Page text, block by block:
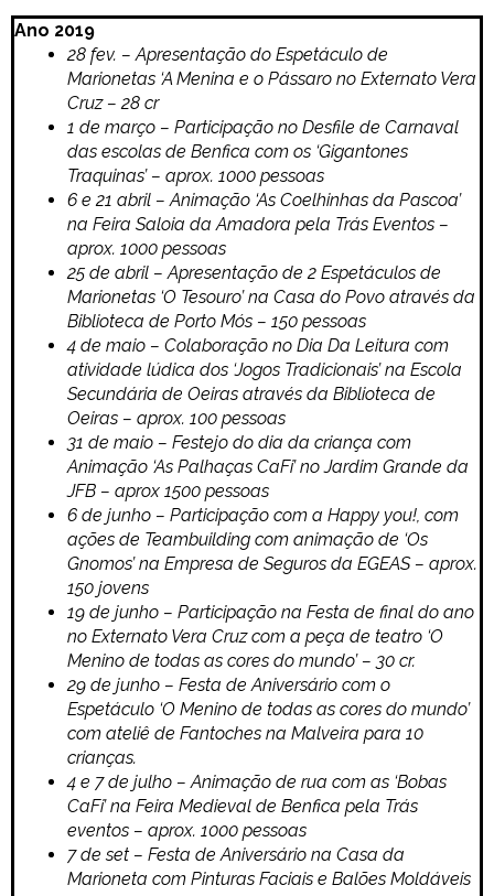
Ano 2019
28 fev. – Apresentação do Espetáculo de
Marionetas ‘A Menina e o Pássaro no Externato Vera
Cruz – 28 cr
1 de março – Participação no Desfile de Carnaval
das escolas de Benfica com os ‘Gigantones
Traquinas’ – aprox. 1000 pessoas
6 e 21 abril – Animação ‘As Coelhinhas da Pascoa’
na Feira Saloia da Amadora pela Trás Eventos –
aprox. 1000 pessoas
25 de abril – Apresentação de 2 Espetáculos de
Marionetas ‘O Tesouro’ na Casa do Povo através da
Biblioteca de Porto Mós – 150 pessoas
4 de maio – Colaboração no Dia Da Leitura com
atividade lúdica dos ‘Jogos Tradicionais’ na Escola
Secundária de Oeiras através da Biblioteca de
Oeiras – aprox. 100 pessoas
31 de maio – Festejo do dia da criança com
Animação ‘As Palhaças CaFi’ no Jardim Grande da
JFB – aprox 1500 pessoas
6 de junho – Participação com a Happy you!, com
ações de Teambuilding com animação de ‘Os
Gnomos’ na Empresa de Seguros da EGEAS – aprox.
150 jovens
19 de junho – Participação na Festa de final do ano
no Externato Vera Cruz com a peça de teatro ‘O
Menino de todas as cores do mundo’ – 30 cr.
29 de junho – Festa de Aniversário com o
Espetáculo ‘O Menino de todas as cores do mundo’
com ateliê de Fantoches na Malveira para 10
crianças.
4 e 7 de julho – Animação de rua com as ‘Bobas
CaFi’ na Feira Medieval de Benfica pela Trás
eventos – aprox. 1000 pessoas
7 de set – Festa de Aniversário na Casa da
Marioneta com Pinturas Faciais e Balões Moldáveis